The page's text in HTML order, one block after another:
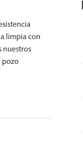
limpia con
nuestros
pozo